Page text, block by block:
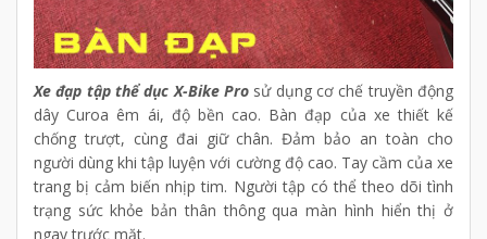
Xe đạp tập thể dục X-Bike Pro sử dụng cơ chế truyền động
dây Curoa êm ái, độ bền cao. Bàn đạp của xe thiết kế
chống trượt, cùng đai giữ chân. Đảm bảo an toàn cho
người dùng khi tập luyện với cường độ cao. Tay cầm của xe
trang bị cảm biến nhịp tim. Người tập có thể theo dõi tình
trạng sức khỏe bản thân thông qua màn hình hiển thị ở
ngay trước mặt.